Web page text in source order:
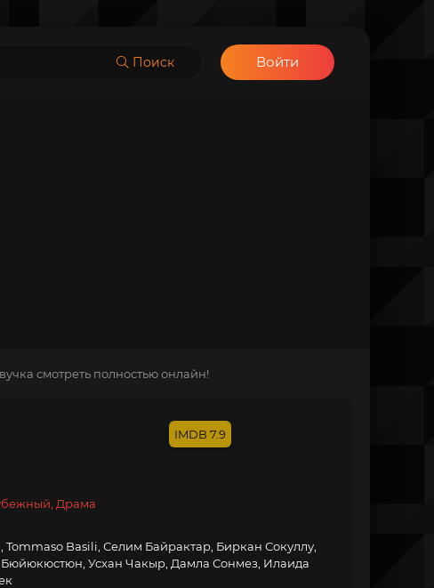
Поиск Войти
смотреть полностью онлайн!
7.9
Драма
Basili, Селим Байрактар, Биркан Сокуллу,
Усхан Чакыр, Дамла Сонмез, Илаида